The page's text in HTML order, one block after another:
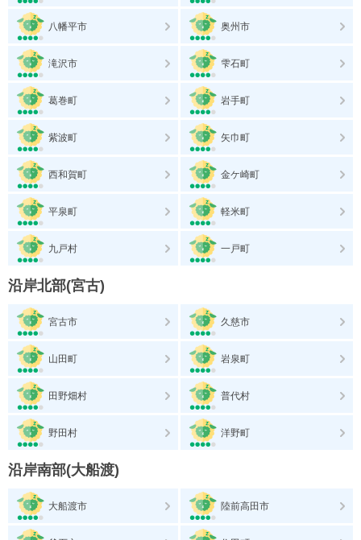
八幡平市 奥州市
滝沢市 雫石町
葛巻町 岩手町
紫波町 矢巾町
西和賀町 金ケ崎町
平泉町 軽米町
九戸村 一戸町
沿岸北部(宮古)
宮古市 久慈市
山田町 岩泉町
田野畑村 普代村
野田村 洋野町
沿岸南部(大船渡)
大船渡市 陸前高田市